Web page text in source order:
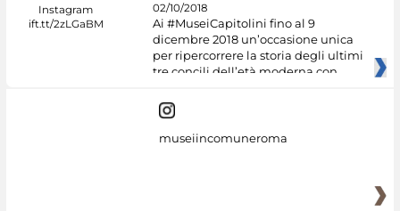
02/10/2018
Ai #MuseiCapitolini fino al 9
dicembre 2018 un’occasione unica
per ripercorrere la storia degli ultimi
tre concili dell’età moderna con
museiincomuneroma